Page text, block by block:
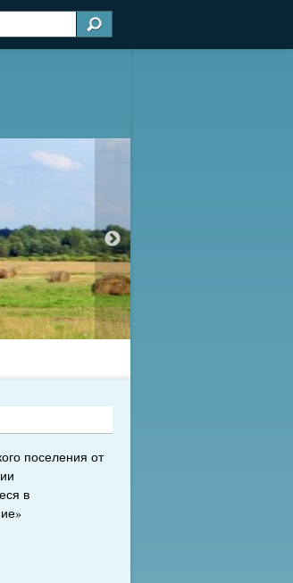
поселения от
в